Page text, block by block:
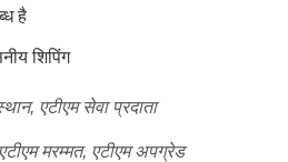
है
शिपिंग
एटीएम सेवा प्रदाता
मरम्मत, एटीएम अपग्रेड